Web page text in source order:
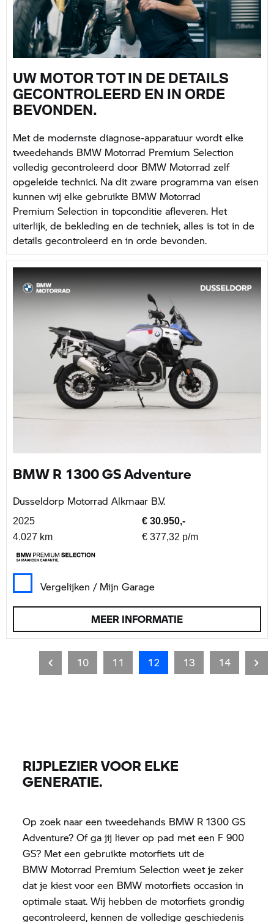
UW MOTOR TOT IN DE DETAILS
GECONTROLEERD EN IN ORDE
BEVONDEN.
Met de modernste diagnose-apparatuur wordt elke
tweedehands BMW Motorrad Premium Selection
volledig gecontroleerd door BMW Motorrad zelf
opgeleide technici. Na dit zware programma van eisen
kunnen wij elke gebruikte BMW Motorrad
Premium Selection in topconditie afleveren. Het
uiterlijk, de bekleding en de techniek, alles is tot in de
details gecontroleerd en in orde bevonden.
BMW R 1300 GS Adventure
Dusseldorp Motorrad Alkmaar B.V.
2025
€ 30.950,-
4.027 km
€ 377,32 p/m
Vergelijken / Mijn Garage
MEER INFORMATIE
10 11 12 13 14
RIJPLEZIER VOOR ELKE
GENERATIE.
Op zoek naar een tweedehands BMW R 1300 GS
Adventure? Of ga jij liever op pad met een F 900
GS? Met een gebruikte motorfiets uit de
BMW Motorrad Premium Selection weet je zeker
dat je kiest voor een BMW motorfiets occasion in
optimale staat. Wij hebben de motorfiets grondig
gecontroleerd, kennen de volledige geschiedenis